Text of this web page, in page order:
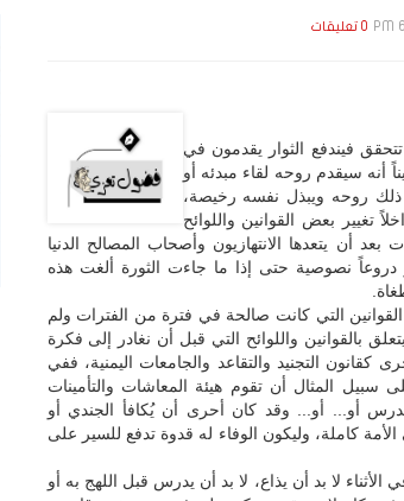
0 تعليقات
فيندفع الثوار يقدمون في
أنه سيقدم روحه لقاء مبدئه أو
روحه ويبذل نفسه رخيصة،
تغيير بعض القوانين واللوائح
بعد أن يتعدها الانتهازيون وأصحاب المصالح الدنيا
دروعاً نصوصية حتى إذا ما جاءت الثورة ألغت هذه
التي كانت صالحة في فترة من الفترات ولم
بالقوانين واللوائح التي قبل أن نغادر إلى فكرة
كقانون التجنيد والتقاعد والجامعات اليمنية، ففي
المثال أن تقوم هيئة المعاشات والتأمينات
أو... أو... وقد كان أحرى أن يُكافأ الجندي أو
الأمة كاملة، وليكون الوفاء له قدوة تدفع للسير على
لا بد أن يذاع، لا بد أن يدرس قبل اللهج به أو